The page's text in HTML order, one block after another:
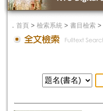
． 首頁 > 檢索系統 > 書目檢索 >